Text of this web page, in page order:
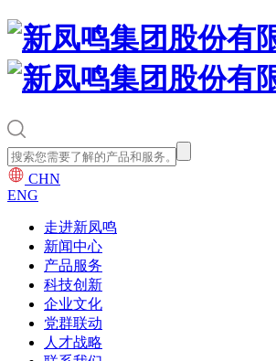
CHN
ENG
走进新凤鸣
新闻中心
产品服务
科技创新
企业文化
党群联动
人才战略